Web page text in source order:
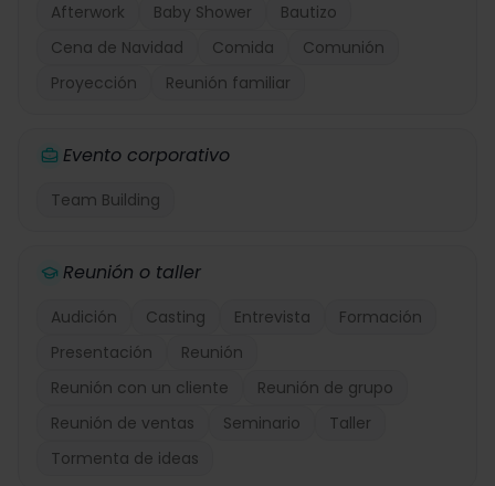
Afterwork Baby Shower
Bautizo
Cena de Navidad
Comida
Comunión
Proyección
Reunión familiar
Evento corporativo
Team Building
Reunión o taller
Audición Casting Entrevista
Formación
Presentación
Reunión
Reunión con un cliente
Reunión de grupo
Reunión de ventas
Seminario
Taller
Tormenta de ideas